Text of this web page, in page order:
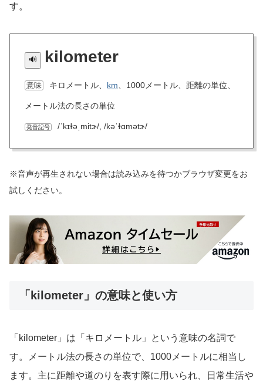
す。
kilometer
意味 キロメートル、 km 、1000メートル、距離の単位、
メートル法の長さの単位
発音記号 /ˈkɪɫəˌmitɝ/, /kəˈɫɑmətɝ/
※音声が再生されない場合は読み込みを待つかブラウザ変更をお
試しください。
「kilometer」の意味と使い方
「kilometer」は「キロメートル」という意味の名詞で
す。メートル法の長さの単位で、1000メートルに相当し
ます。主に距離や道のりを表す際に用いられ、日常生活や